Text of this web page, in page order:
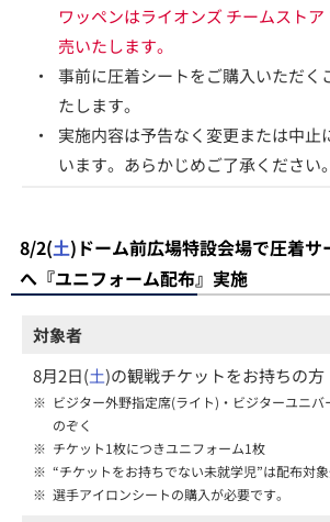
ワッペンはライオンズ チームスト
売いたします。
・
事前に圧着シートをご購入いただく
たします。
・
実施内容は予告なく変更または中止
います。あらかじめご了承ください。
8/2(土)ドーム前広場特設会場で圧着
へ『ユニフォーム配布』実施
対象者
8月2日(土)の観戦チケットをお持ちの方
※ ビジター外野指定席(ライト)・ビジターユニ
のぞく
※ チケット1枚につきユニフォーム1枚
※ “チケットをお持ちでない未就学児”は配布対象
※ 選手アイロンシートの購入が必要です。